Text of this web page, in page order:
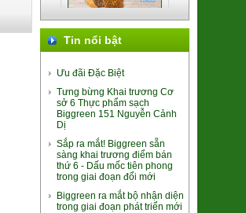
(nhân TC 170g)
94.000đ/Cái
Lá Giang Khô Bình Định
(SP010245)
39.000đ/Hộp
Tin nổi bật
Ưu đãi Đặc Biệt
Tưng bừng Khai trương Cơ
sở 6 Thực phẩm sạch
Biggreen 151 Nguyễn Cảnh
Dị
Sắp ra mắt! Biggreen sẵn
sàng khai trương điểm bán
thứ 6 - Dấu mốc tiên phong
trong giai đoạn đổi mới
Biggreen ra mắt bộ nhận diện
trong giai đoạn phát triển mới